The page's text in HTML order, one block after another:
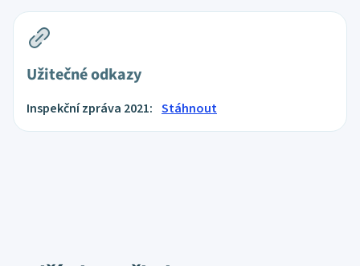
Užitečné odkazy
Inspekční zpráva 2021: Stáhnout